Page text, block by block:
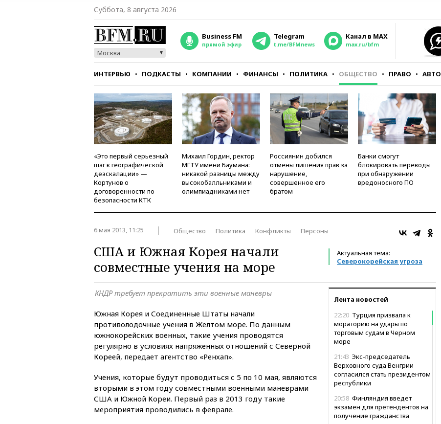
Суббота, 8 августа 2026
Москва
Business FM
прямой эфир
Telegram
t.me/BFMnews
Канал в MAX
max.ru/bfm
ИНТЕРВЬЮ ПОДКАСТЫ КОМПАНИИ ФИНАНСЫ ПОЛИТИКА ОБЩЕСТВО ПРАВО АВТО
СТИЛЬ ТЕСТЫ
«Это первый серьезный
шаг к географической
деэскалации» —
Кортунов о
договоренности по
безопасности КТК
Михаил Гордин, ректор
МГТУ имени Баумана:
никакой разницы между
высокобалльниками и
олимпиадниками нет
Россиянин добился
отмены лишения прав за
нарушение,
совершенное его
братом
Банки смогут
блокировать переводы
при обнаружении
вредоносного ПО
6 мая 2013, 11:25 Общество Политика Конфликты Персоны
Актуальная тема:
Северокорейская угроза
США и Южная Корея начали
совместные учения на море
Лента новостей
22:20 Турция призвала к
мораторию на удары по
торговым судам в Черном
море
21:43 Экс-председатель
Верховного суда Венгрии
согласился стать президентом
республики
20:58 Финляндия введет
экзамен для претендентов на
получение гражданства
КНДР требует прекратить эти военные маневры
Южная Корея и Соединенные Штаты начали
противолодочные учения в Желтом море. По данным
южнокорейских военных, такие учения проводятся
регулярно в условиях напряженных отношений с Северной
Кореей, передает агентство «Ренхап».
Учения, которые будут проводиться с 5 по 10 мая, являются
вторыми в этом году совместными военными маневрами
США и Южной Кореи. Первый раз в 2013 году такие
мероприятия проводились в феврале.